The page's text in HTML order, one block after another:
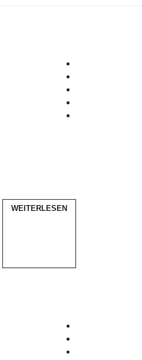
WEITERLESEN